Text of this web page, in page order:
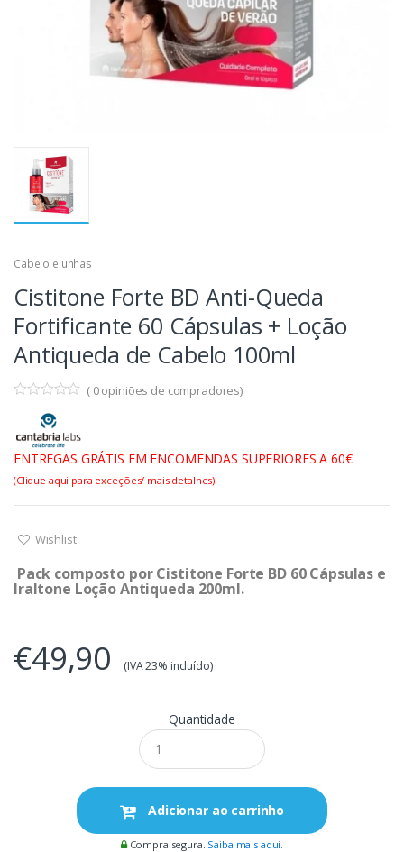
Cabelo e unhas
Cistitone Forte BD Anti-Queda
Fortificante 60 Cápsulas + Loção
Antiqueda de Cabelo 100ml
( 0opiniões de compradores)
ENTREGAS GRÁTIS EM ENCOMENDAS SUPERIORES A 60€
(Clique aqui para exceções/ mais detalhes)
Wishlist
Pack composto por Cistitone Forte BD 60 Cápsulas e
Iraltone Loção Antiqueda 200ml.
€49,90 (IVA 23% incluído)
Quantidade
Adicionar ao carrinho
Compra segura. Saiba mais aqui.